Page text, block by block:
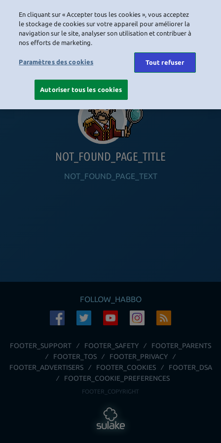
NOT_FOUND_PAGE_TITLE
NOT_FOUND_PAGE_TEXT
FOLLOW_HABBO
FOOTER_SUPPORT FOOTER_SAFETY
FOOTER_PARENTS
FOOTER_TOS
FOOTER_PRIVACY
FOOTER_ADVERTISERS
FOOTER_COOKIES
FOOTER_DSA
FOOTER_COOKIE_PREFERENCES
FOOTER_COPYRIGHT
En cliquant sur « Accepter tous les cookies », vous acceptez
le stockage de cookies sur votre appareil pour améliorer la
navigation sur le site, analyser son utilisation et contribuer à
nos efforts de marketing.
Paramètres des cookies Tout refuser
Autoriser tous les cookies